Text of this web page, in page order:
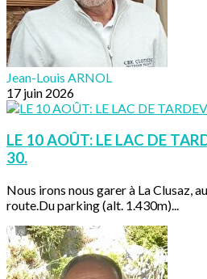
Jean-Louis ARNOL
17 juin 2026
LE 10 AOÛT: LE LAC DE
30.
Nous irons nous garer à La Clusaz,
route.Du parking (alt. 1.430m)...